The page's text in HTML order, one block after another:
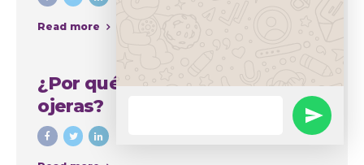
Read more
¿Por qué se producen las
ojeras?